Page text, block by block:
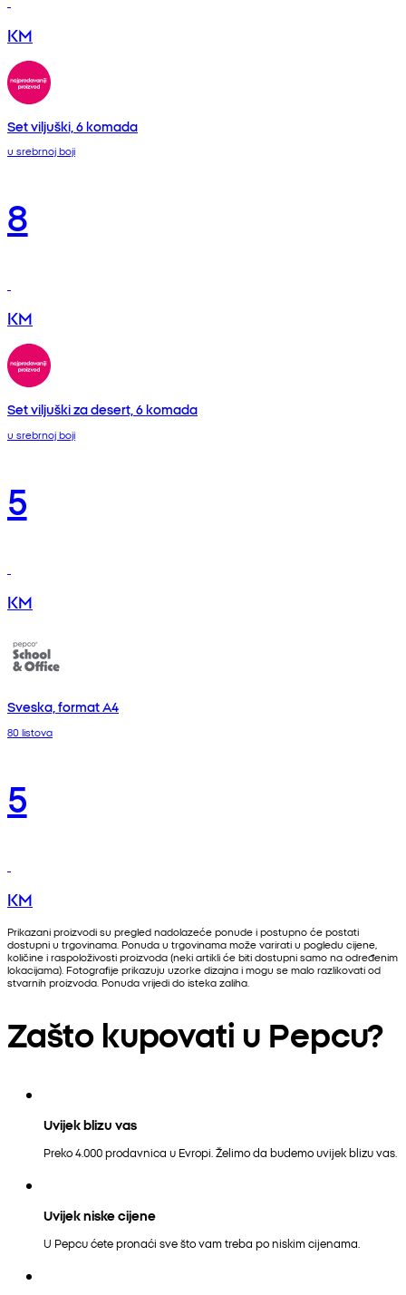
KM
Set viljuški, 6 komada
u srebrnoj boji
8
KM
Set viljuški za desert, 6 komada
u srebrnoj boji
5
KM
Sveska, format A4
80 listova
5
KM
Prikazani proizvodi su pregled nadolazeće ponude i postupno će postati
dostupni u trgovinama. Ponuda u trgovinama može varirati u pogledu cijene,
količine i raspoloživosti proizvoda (neki artikli će biti dostupni samo na određenim
lokacijama). Fotografije prikazuju uzorke dizajna i mogu se malo razlikovati od
stvarnih proizvoda. Ponuda vrijedi do isteka zaliha.
Zašto kupovati u Pepcu?
Uvijek blizu vas
Preko 4.000 prodavnica u Evropi. Želimo da budemo uvijek blizu vas.
Uvijek niske cijene
U Pepcu ćete pronaći sve što vam treba po niskim cijenama.